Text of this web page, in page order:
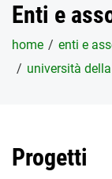
Enti e
home
enti e
università
Progetti